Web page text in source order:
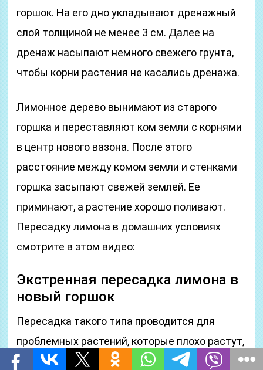
горшок. На его дно укладывают дренажный
слой толщиной не менее 3 см. Далее на
дренаж насыпают немного свежего грунта,
чтобы корни растения не касались дренажа.
Лимонное дерево вынимают из старого
горшка и переставляют ком земли с корнями
в центр нового вазона. После этого
расстояние между комом земли и стенками
горшка засыпают свежей землей. Ее
приминают, а растение хорошо поливают.
Пересадку лимона в домашних условиях
смотрите в этом видео:
Экстренная пересадка лимона в
новый горшок
Пересадка такого типа проводится для
проблемных растений, которые плохо растут,
теряют листья. Таким способом проводится